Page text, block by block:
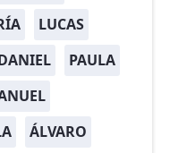
LUCAS
PAULA
ÁLVARO